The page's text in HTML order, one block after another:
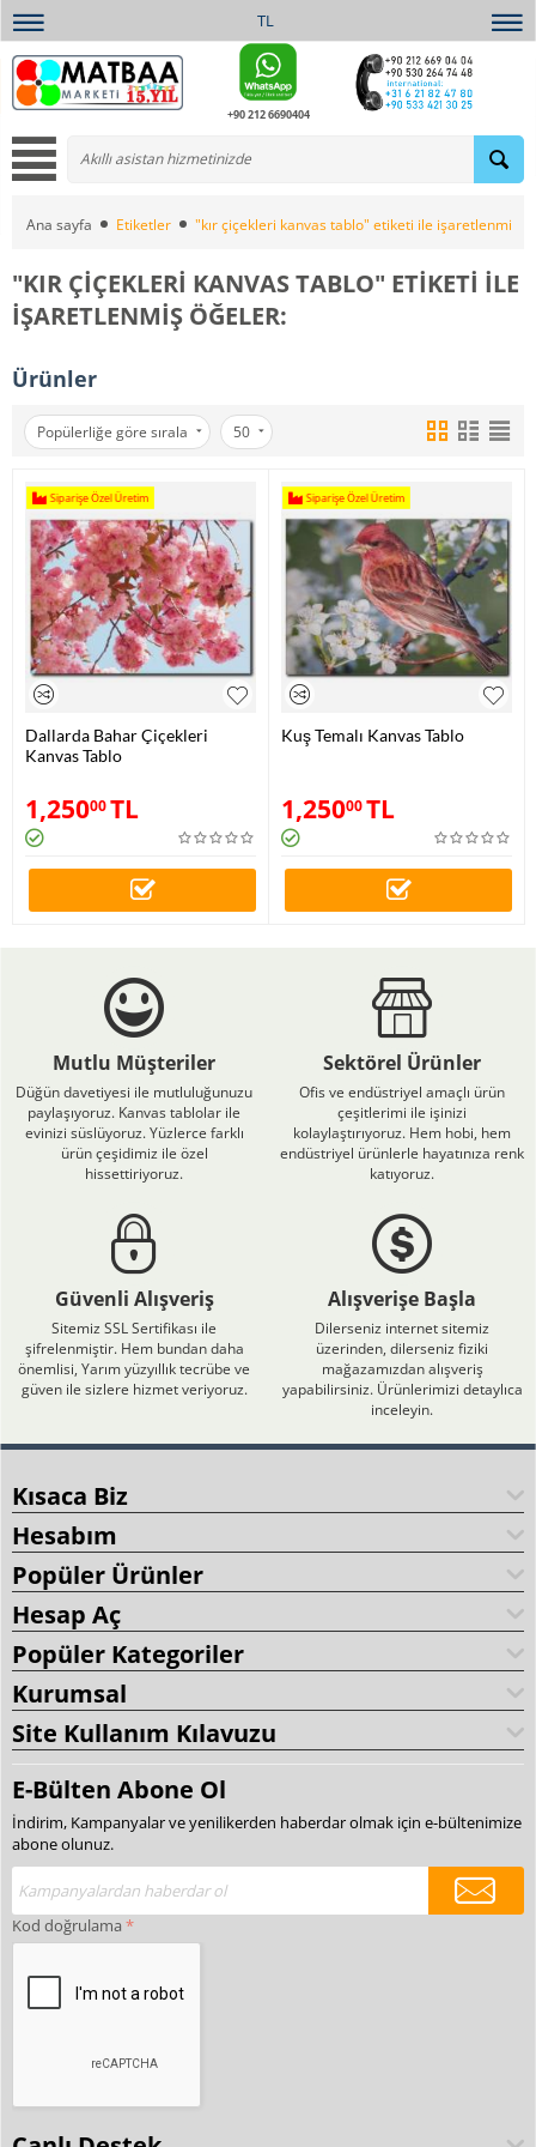
TL
+90 212 6690404
Ana sayfa Etiketler "kır çiçekleri kanvas tablo" etiketi ile işaretlenmiş
"KIR ÇIÇEKLERI KANVAS TABLO" ETIKETI ILE
IŞARETLENMIŞ ÖĞELER:
Ürünler
Popülerliğe göre sırala 50
Siparişe Özel Üretim
Dallarda Bahar Çiçekleri
Kanvas Tablo
1,25000TL
Siparişe Özel Üretim
Kuş Temalı Kanvas Tablo
1,25000TL
Mutlu Müşteriler
Düğün davetiyesi ile mutluluğunuzu
paylaşıyoruz. Kanvas tablolar ile
evinizi süslüyoruz. Yüzlerce farklı
ürün çeşidimiz ile özel
hissettiriyoruz.
Sektörel Ürünler
Ofis ve endüstriyel amaçlı ürün
çeşitlerimi ile işinizi
kolaylaştırıyoruz. Hem hobi, hem
endüstriyel ürünlerle hayatınıza renk
katıyoruz.
Güvenli Alışveriş
Sitemiz SSL Sertifikası ile
şifrelenmiştir. Hem bundan daha
önemlisi, Yarım yüzyıllık tecrübe ve
güven ile sizlere hizmet veriyoruz.
Alışverişe Başla
Dilerseniz internet sitemiz
üzerinden, dilerseniz fiziki
mağazamızdan alışveriş
yapabilirsiniz. Ürünlerimizi detaylıca
inceleyin.
Kısaca Biz
Hesabım
Popüler Ürünler
Hesap Aç
Popüler Kategoriler
Kurumsal
Site Kullanım Kılavuzu
E-Bülten Abone Ol
İndirim, Kampanyalar ve yenilikerden haberdar olmak için e-bültenimize
abone olunuz.
Kod doğrulama